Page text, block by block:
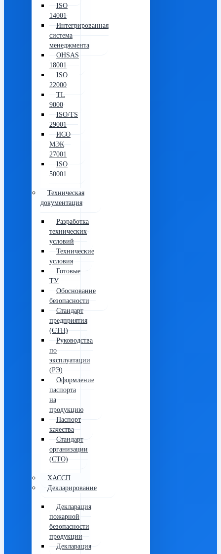
ISO
14001
Интегрированная
система
менеджмента
OHSAS
18001
ISO
22000
TL
9000
ISO/TS
29001
ИСО
МЭК
27001
ISO
50001
Техническая
документация
Разработка
технических
условий
Технические
условия
Готовые
ТУ
Обоснование
безопасности
Стандарт
предприятия
(СТП)
Руководства
по
эксплуатации
(РЭ)
Оформление
паспорта
на
продукцию
Паспорт
качества
Стандарт
организации
(СТО)
ХАССП
Декларирование
Декларация
пожарной
безопасности
продукции
Декларация